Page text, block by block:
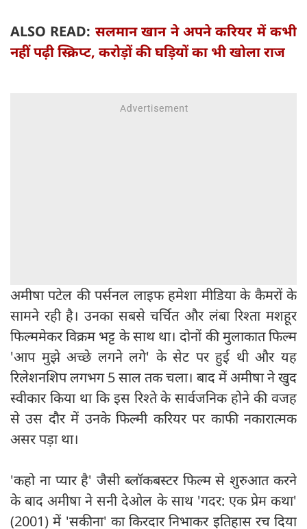
ALSO READ: सलमान खान ने अपने करियर में कभी
नहीं पढ़ी स्क्रिप्ट, करोड़ों की घड़ियों का भी खोला राज
अमीषा पटेल की पर्सनल लाइफ हमेशा मीडिया के कैमरों के
सामने रही है। उनका सबसे चर्चित और लंबा रिश्ता मशहूर
फिल्ममेकर विक्रम भट्ट के साथ था। दोनों की मुलाकात फिल्म
'आप मुझे अच्छे लगने लगे' के सेट पर हुई थी और यह
रिलेशनशिप लगभग 5 साल तक चला। बाद में अमीषा ने खुद
स्वीकार किया था कि इस रिश्ते के सार्वजनिक होने की वजह
से उस दौर में उनके फिल्मी करियर पर काफी नकारात्मक
असर पड़ा था।
'कहो ना प्यार है' जैसी ब्लॉकबस्टर फिल्म से शुरुआत करने
के बाद अमीषा ने सनी देओल के साथ 'गदर: एक प्रेम कथा'
(2001) में 'सकीना' का किरदार निभाकर इतिहास रच दिया